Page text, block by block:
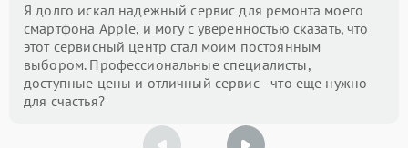
Я долго искал надежный сервис для ремонта моего
смартфона Apple, и могу с уверенностью сказать, что
этот сервисный центр стал моим постоянным
выбором. Профессиональные специалисты,
доступные цены и отличный сервис - что еще нужно
для счастья?